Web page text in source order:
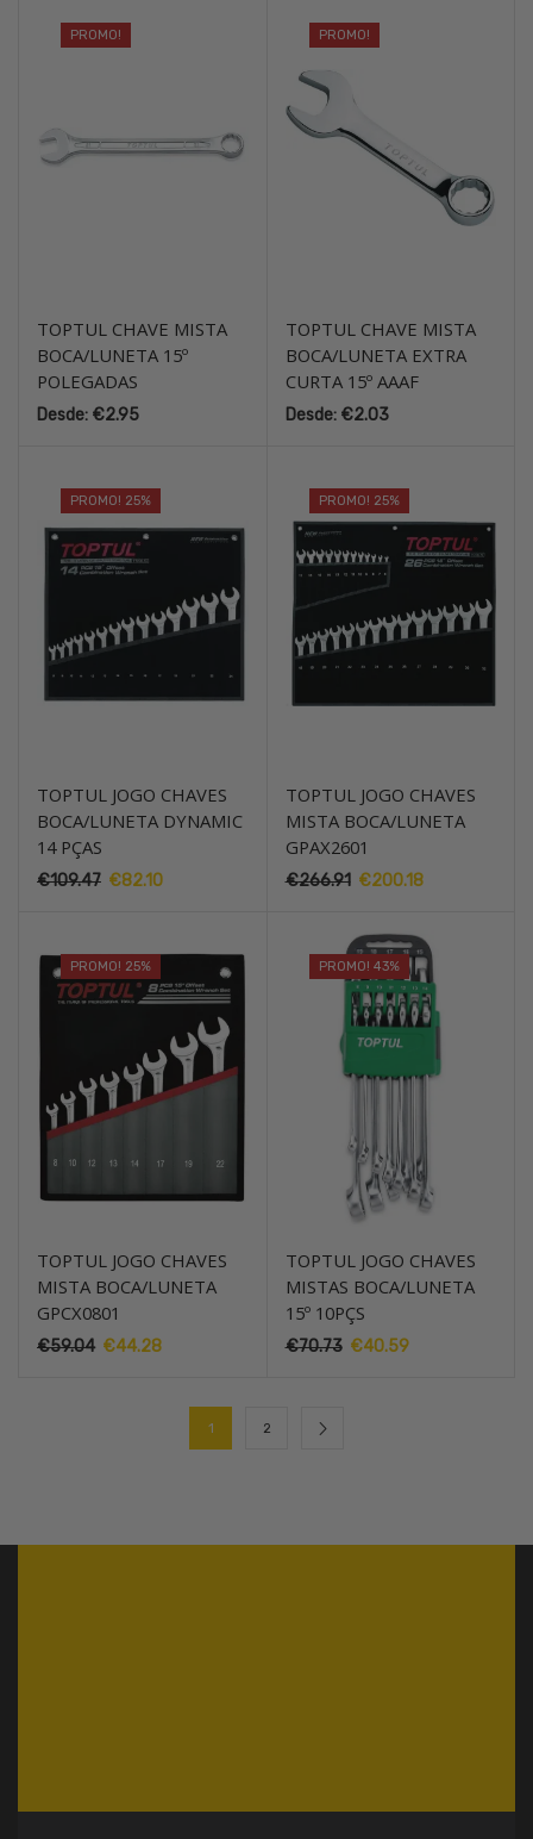
PROMO!
TOPTUL CHAVE MISTA
BOCA/LUNETA 15º
POLEGADAS
Desde: €2.95
PROMO!
TOPTUL CHAVE MISTA
BOCA/LUNETA EXTRA
CURTA 15º AAAF
Desde: €2.03
PROMO! 25%
TOPTUL JOGO CHAVES
BOCA/LUNETA DYNAMIC
14 PÇAS
€109.47 O
era:
€109.47.
€82.10
é:
€82.10.
PROMO! 25%
TOPTUL JOGO CHAVES
MISTA BOCA/LUNETA
GPAX2601
€266.91 O
original
era:
€266.91.
€200.18O
é:
€200.18.
PROMO! 25%
TOPTUL JOGO CHAVES
MISTA BOCA/LUNETA
GPCX0801
€59.04 O
€44.28
€44.28.
PROMO! 43%
TOPTUL JOGO CHAVES
MISTAS BOCA/LUNETA
15º 10PÇS
€70.73 O
€40.59O
1 2